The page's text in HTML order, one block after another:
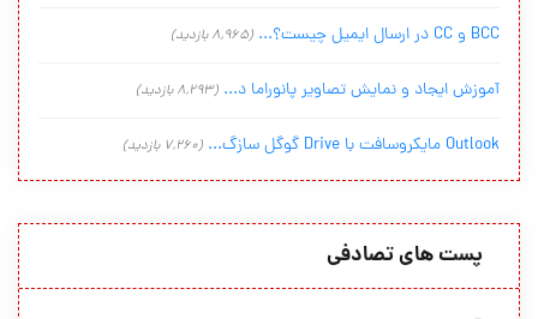
BCC و CC در ارسال ایمیل چیست؟... (8,965 بازدید)
آموزش ایجاد و نمایش تصاویر پانوراما د... (8,293 بازدید)
Outlook مایکروسافت با Drive گوگل سازگ... (7,260 بازدید)
پست های تصادفی